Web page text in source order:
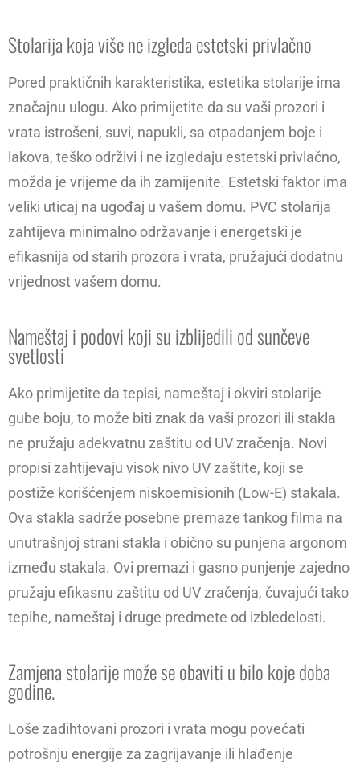
Stolarija koja više ne izgleda estetski privlačno
Pored praktičnih karakteristika, estetika stolarije ima
značajnu ulogu. Ako primijetite da su vaši prozori i
vrata istrošeni, suvi, napukli, sa otpadanjem boje i
lakova, teško održivi i ne izgledaju estetski privlačno,
možda je vrijeme da ih zamijenite. Estetski faktor ima
veliki uticaj na ugođaj u vašem domu. PVC stolarija
zahtijeva minimalno održavanje i energetski je
efikasnija od starih prozora i vrata, pružajući dodatnu
vrijednost vašem domu.
Nameštaj i podovi koji su izblijedili od sunčeve
svetlosti
Ako primijetite da tepisi, nameštaj i okviri stolarije
gube boju, to može biti znak da vaši prozori ili stakla
ne pružaju adekvatnu zaštitu od UV zračenja. Novi
propisi zahtijevaju visok nivo UV zaštite, koji se
postiže korišćenjem niskoemisionih (Low-E) stakala.
Ova stakla sadrže posebne premaze tankog filma na
unutrašnjoj strani stakla i obično su punjena argonom
između stakala. Ovi premazi i gasno punjenje zajedno
pružaju efikasnu zaštitu od UV zračenja, čuvajući tako
tepihe, nameštaj i druge predmete od izbledelosti.
Zamjena stolarije može se obaviti u bilo koje doba
godine.
Loše zadihtovani prozori i vrata mogu povećati
potrošnju energije za zagrijavanje ili hlađenje